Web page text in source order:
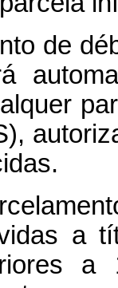
de
a